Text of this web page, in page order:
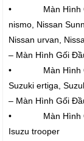
• Màn Hình Gối
nismo, Nissan
Nissan urvan,
– Màn Hình Gối
• Màn Hình Gối
Suzuki ertiga,
– Màn Hình Gối
• Màn Hình Gối
Isuzu trooper